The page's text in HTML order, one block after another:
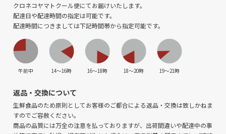
クロネコヤマトクール便にてお届けいたします。
配達日や配達時間の指定は可能です。
配達時間につきましては下記時間帯から指定可能です。
午前中 14〜16時 16〜18時 18〜20時 19〜21時
返品・交換について
生鮮食品のため原則としてお客様のご都合による返品・交換は致しかねま
すのでご容赦ください。
商品の品質には万全の注意を払っておりますが、出荷間違いや配達中の事